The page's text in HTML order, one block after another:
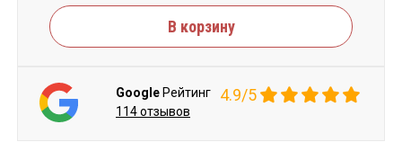
В корзину
Google Рейтинг 4.9/5
114 отзывов